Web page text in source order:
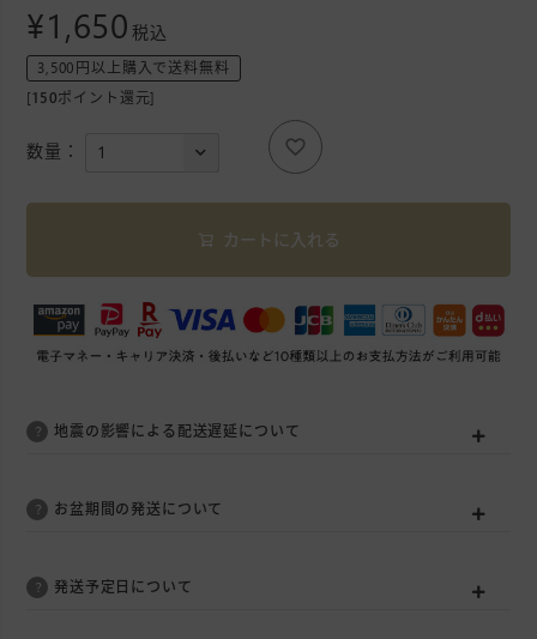
¥1,650 税込
3,500円以上購入で送料無料
[150ポイント還元]
カートに入れる
地震の影響による配送遅延について
お盆期間の発送について
発送予定日について